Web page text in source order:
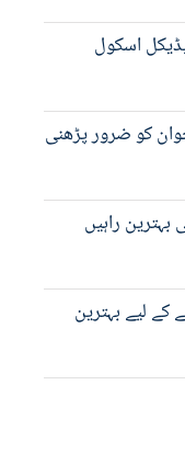
اسکول
کو ضرور پڑھنی
بہترین راہیں
کے لیے بہترین